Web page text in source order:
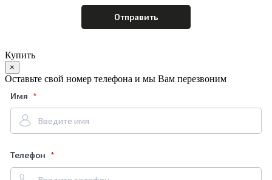
Купить
×
Оставьте свой номер телефона и мы Вам перезвоним
Имя
Телефон